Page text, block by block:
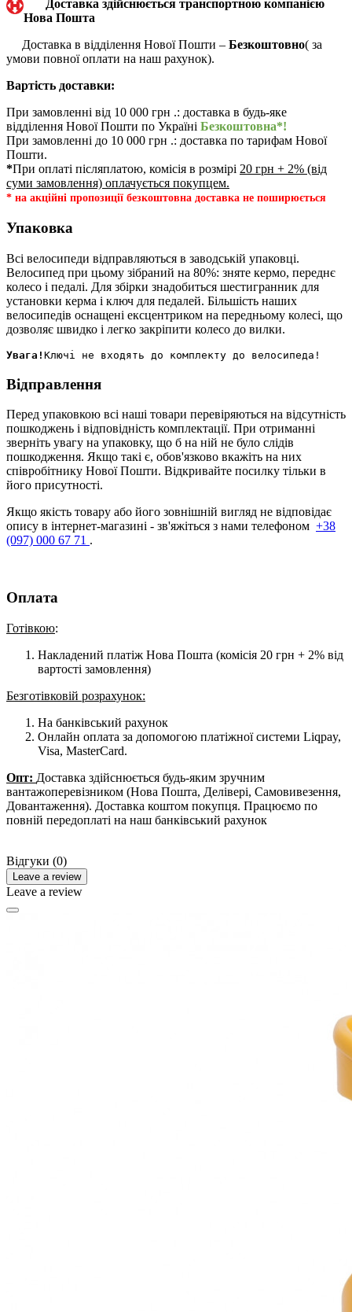
Доставка здійснюється транспортною компанією
Нова Пошта
Доставка в відділення Нової Пошти – Безкоштовно( за
умови повної оплати на наш рахунок).
Вартість доставки:
При замовленні від 10 000 грн .: доставка в будь-яке
відділення Нової Пошти по Україні Безкоштовна*!
При замовленні до 10 000 грн .: доставка по тарифам Нової
Пошти.
*При оплаті післяплатою, комісія в розмірі 20 грн + 2% (від
суми замовлення) оплачується покупцем.
* на акційні пропозиції безкоштовна доставка не поширюється
Упаковка
Всі велосипеди відправляються в заводській упаковці.
Велосипед при цьому зібраний на 80%: зняте кермо, переднє
колесо і педалі. Для збірки знадобиться шестигранник для
установки керма і ключ для педалей. Більшість наших
велосипедів оснащені ексцентриком на передньому колесі, що
дозволяє швидко і легко закріпити колесо до вилки.
Увага!
Відправлення
Перед упаковкою всі наші товари перевіряються на відсутність
пошкоджень і відповідність комплектації. При отриманні
зверніть увагу на упаковку, що б на ній не було слідів
пошкодження. Якщо такі є, обов'язково вкажіть на них
співробітнику Нової Пошти. Відкривайте посилку тільки в
його присутності.
Якщо якість товару або його зовнішній вигляд не відповідає
опису в інтернет-магазині - зв'яжіться з нами телефоном +38
(097) 000 67 71 .
Оплата
Готівкою:
Накладений платіж Нова Пошта (комісія 20 грн + 2% від
вартості замовлення)
Безготівковій розрахунок:
На банківський рахунок
Онлайн оплата за допомогою платіжної системи Liqpay,
Visa, MasterCard.
Опт: Доставка здійснюється будь-яким зручним
вантажоперевізником (Нова Пошта, Делівері, Самовивезення,
Довантаження). Доставка коштом покупця. Працюємо по
повній передоплаті на наш банківський рахунок
Відгуки (0)
Leave a review
Leave a review